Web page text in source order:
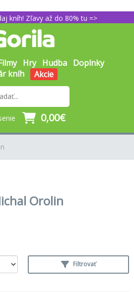
kníh! Zľavy až do 80% tu =>
Hry Hudba Doplnky
kníh
Akcie
0,00€
Orolin
Filtrovať